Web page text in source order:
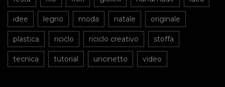
idee legno moda natale originale
plastica riciclo riciclo creativo stoffa
tecnica tutorial uncinetto video